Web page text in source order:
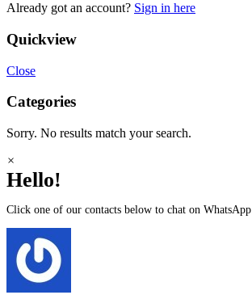
Already got an account? Sign in here
Quickview
Close
Categories
Sorry. No results match your search.
×
Hello!
Click one of our contacts below to chat on WhatsApp